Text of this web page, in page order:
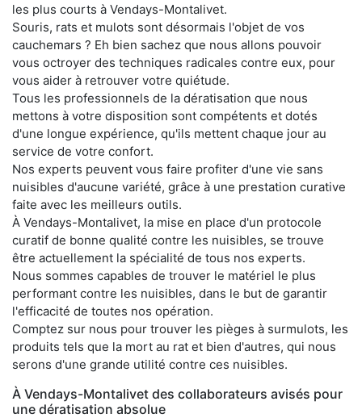
les plus courts à Vendays-Montalivet.
Souris, rats et mulots sont désormais l'objet de vos
cauchemars ? Eh bien sachez que nous allons pouvoir
vous octroyer des techniques radicales contre eux, pour
vous aider à retrouver votre quiétude.
Tous les professionnels de la dératisation que nous
mettons à votre disposition sont compétents et dotés
d'une longue expérience, qu'ils mettent chaque jour au
service de votre confort.
Nos experts peuvent vous faire profiter d'une vie sans
nuisibles d'aucune variété, grâce à une prestation curative
faite avec les meilleurs outils.
À Vendays-Montalivet, la mise en place d'un protocole
curatif de bonne qualité contre les nuisibles, se trouve
être actuellement la spécialité de tous nos experts.
Nous sommes capables de trouver le matériel le plus
performant contre les nuisibles, dans le but de garantir
l'efficacité de toutes nos opération.
Comptez sur nous pour trouver les pièges à surmulots, les
produits tels que la mort au rat et bien d'autres, qui nous
serons d'une grande utilité contre ces nuisibles.
À Vendays-Montalivet des collaborateurs avisés pour
une dératisation absolue